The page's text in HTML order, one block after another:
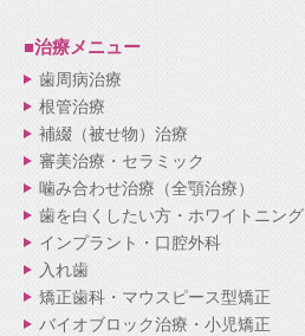
■治療メニュー
歯周病治療
根管治療
補綴（被せ物）治療
審美治療・セラミック
噛み合わせ治療（全顎治療）
歯を白くしたい方・ホワイトニング
インプラント・口腔外科
入れ歯
矯正歯科・マウスピース型矯正
バイオブロック治療・小児矯正